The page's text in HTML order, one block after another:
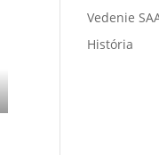
Vedenie
História